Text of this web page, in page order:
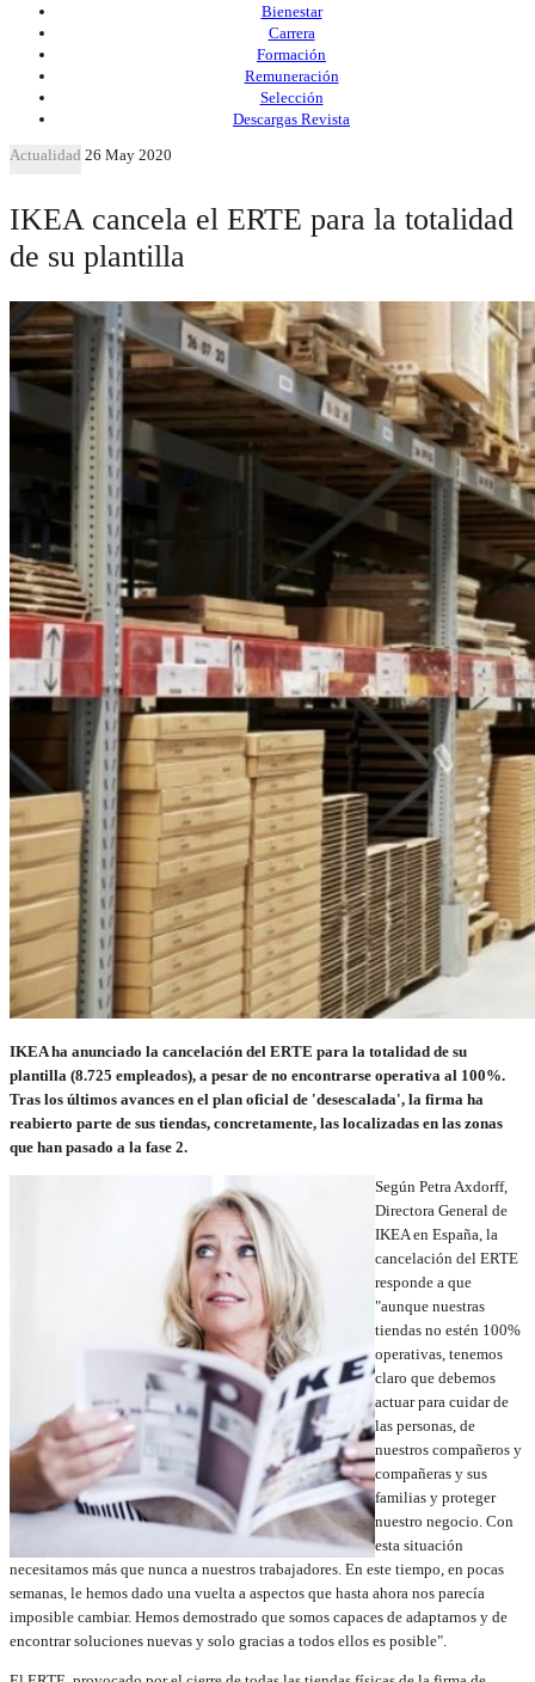
Bienestar
Carrera
Formación
Remuneración
Selección
Descargas Revista
Actualidad 26 May 2020
IKEA cancela el ERTE para la totalidad
de su plantilla
IKEA ha anunciado la cancelación del ERTE para la totalidad de su
plantilla (8.725 empleados), a pesar de no encontrarse operativa al 100%.
Tras los últimos avances en el plan oficial de 'desescalada', la firma ha
reabierto parte de sus tiendas, concretamente, las localizadas en las zonas
que han pasado a la fase 2.
Según Petra Axdorff,
Directora General de
IKEA en España, la
cancelación del ERTE
responde a que
"aunque nuestras
tiendas no estén 100%
operativas, tenemos
claro que debemos
actuar para cuidar de
las personas, de
nuestros compañeros y
compañeras y sus
familias y proteger
nuestro negocio. Con
esta situación
necesitamos más que nunca a nuestros trabajadores. En este tiempo, en pocas
semanas, le hemos dado una vuelta a aspectos que hasta ahora nos parecía
imposible cambiar. Hemos demostrado que somos capaces de adaptarnos y de
encontrar soluciones nuevas y solo gracias a todos ellos es posible".